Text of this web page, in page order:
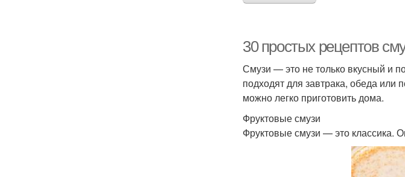
30 простых рецептов
Смузи — это не только вкусный и
подходят для завтрака, обеда или
можно легко приготовить дома.
Фруктовые смузи
Фруктовые смузи — это классика.